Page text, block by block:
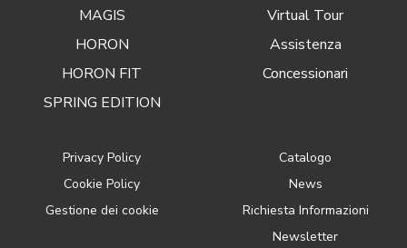
MAGIS
HORON
HORON FIT
SPRING EDITION
Virtual Tour
Assistenza
Concessionari
Privacy Policy
Cookie Policy
Gestione dei cookie
Catalogo
News
Richiesta Informazioni
Newsletter